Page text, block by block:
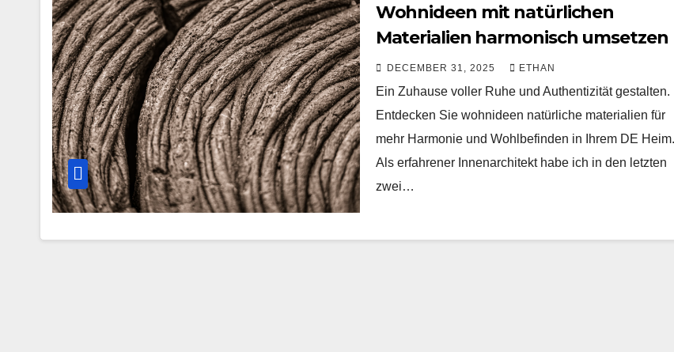
Wohnideen mit natürlichen
Materialien harmonisch umsetzen
DECEMBER 31, 2025 ETHAN
Ein Zuhause voller Ruhe und Authentizität gestalten.
Entdecken Sie wohnideen natürliche materialien für
mehr Harmonie und Wohlbefinden in Ihrem DE Heim.
Als erfahrener Innenarchitekt habe ich in den letzten
zwei…